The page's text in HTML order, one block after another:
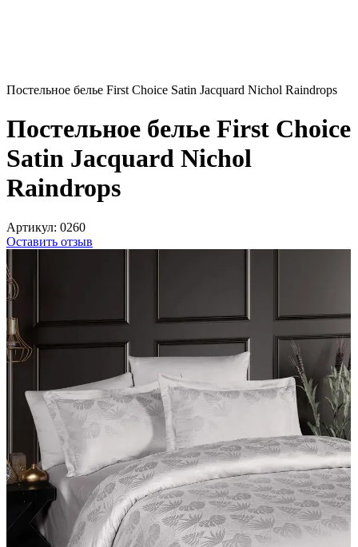
Постельное белье First Choice Satin Jacquard Nichol Raindrops
Постельное белье First Choice
Satin Jacquard Nichol
Raindrops
Артикул: 0260
Оставить отзыв